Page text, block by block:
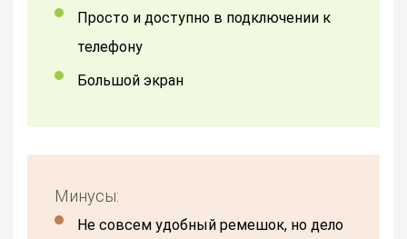
просто и доступно в подключении к
телефону
большой экран
Минусы:
Не совсем удобный ремешок, но дело